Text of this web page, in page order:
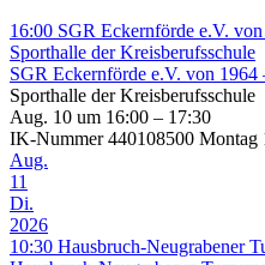
16:00 SGR Eckernförde e.V.
Sporthalle der Kreisberufsschule
SGR Eckernförde e.V. von 1964
Sporthalle der Kreisberufsschule
Aug. 10 um 16:00 – 17:30
IK-Nummer 440108500 Montag
Aug.
11
Di.
2026
10:30 Hausbruch-Neugrabener